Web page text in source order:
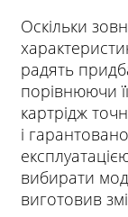
Оскільки
радять
порівнюючи
картрідж
і
вибирати
виготовив